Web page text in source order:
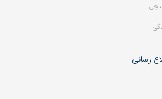
رسانی